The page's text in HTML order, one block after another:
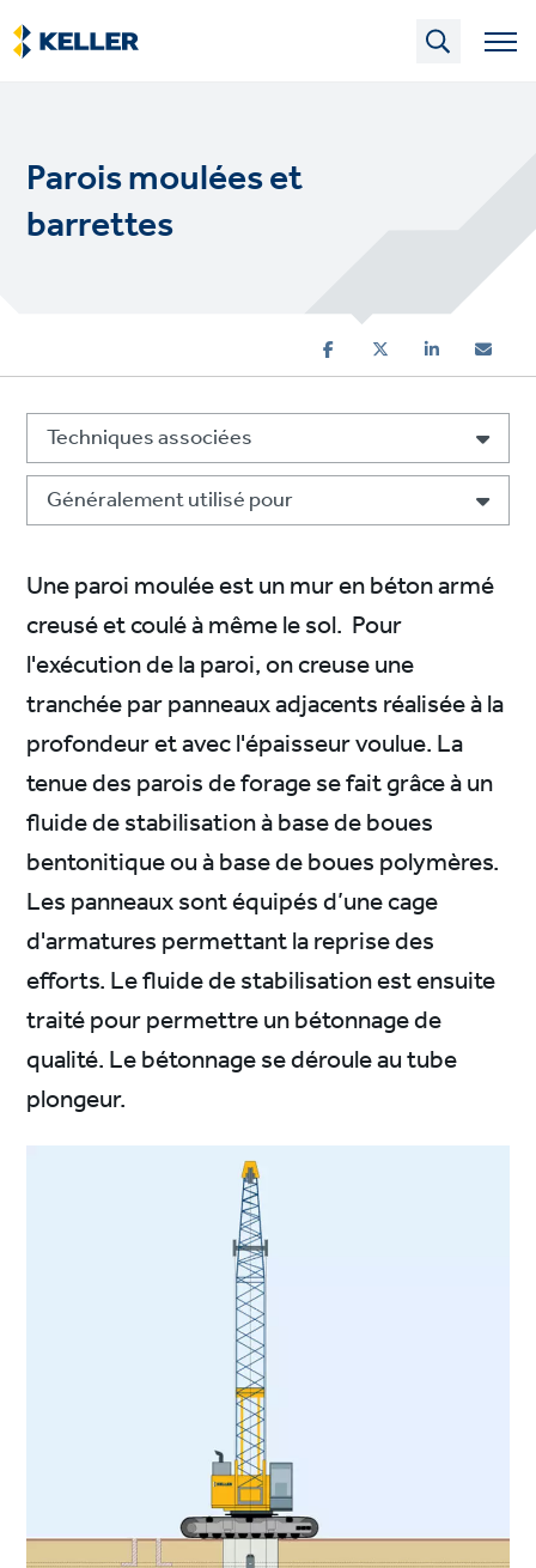
Skip
to
main
Parois moulées et
barrettes
Techniques associées
Généralement utilisé pour
Une paroi moulée est un mur en béton armé
creusé et coulé à même le sol. Pour
l'exécution de la paroi, on creuse une
tranchée par panneaux adjacents réalisée à la
profondeur et avec l'épaisseur voulue. La
tenue des parois de forage se fait grâce à un
fluide de stabilisation à base de boues
bentonitique ou à base de boues polymères.
Les panneaux sont équipés d’une cage
d'armatures permettant la reprise des
efforts. Le fluide de stabilisation est ensuite
traité pour permettre un bétonnage de
qualité. Le bétonnage se déroule au tube
plongeur.